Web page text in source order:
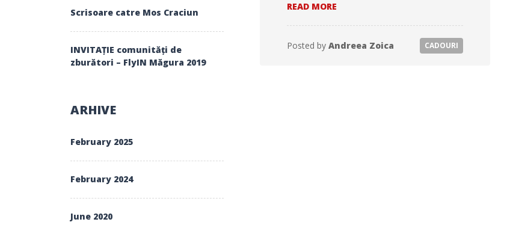
READ MORE
CRACIUN
Posted by Andreea Zoica CADOURI
Scrisoare catre Mos Craciun
INVITAȚIE comunități de
zburători – FlyIN Măgura 2019
ARHIVE
February 2025
February 2024
June 2020